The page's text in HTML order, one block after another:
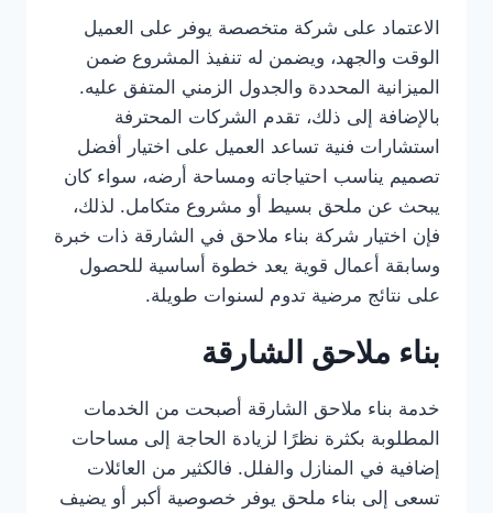
الاعتماد على شركة متخصصة يوفر على العميل
الوقت والجهد، ويضمن له تنفيذ المشروع ضمن
الميزانية المحددة والجدول الزمني المتفق عليه.
بالإضافة إلى ذلك، تقدم الشركات المحترفة
استشارات فنية تساعد العميل على اختيار أفضل
تصميم يناسب احتياجاته ومساحة أرضه، سواء كان
يبحث عن ملحق بسيط أو مشروع متكامل. لذلك،
فإن اختيار شركة بناء ملاحق في الشارقة ذات خبرة
وسابقة أعمال قوية يعد خطوة أساسية للحصول
على نتائج مرضية تدوم لسنوات طويلة.
بناء ملاحق الشارقة
خدمة بناء ملاحق الشارقة أصبحت من الخدمات
المطلوبة بكثرة نظرًا لزيادة الحاجة إلى مساحات
إضافية في المنازل والفلل. فالكثير من العائلات
تسعى إلى بناء ملحق يوفر خصوصية أكبر أو يضيف